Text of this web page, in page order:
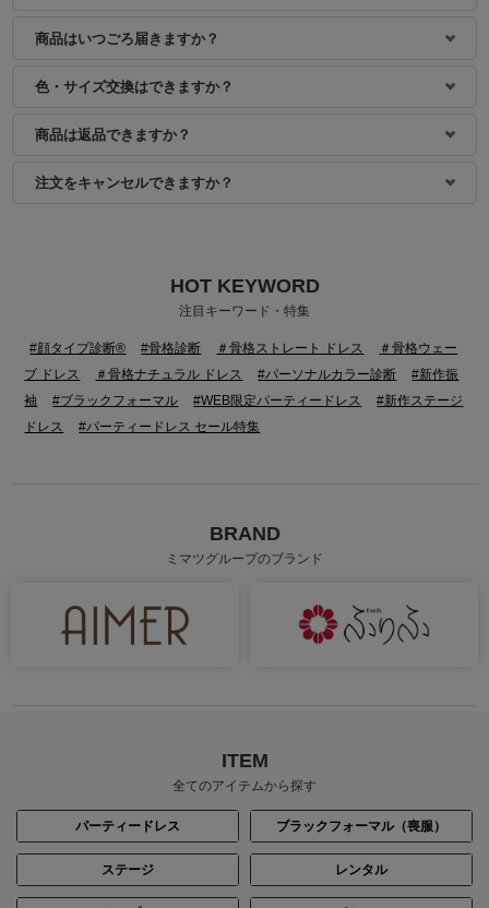
商品はいつごろ届きますか？
色・サイズ交換はできますか？
商品は返品できますか？
注文をキャンセルできますか？
HOT KEYWORD
注目キーワード・特集
#顔タイプ診断® #骨格診断 ＃骨格ストレート ドレス
＃骨格ウェー
ブ ドレス
＃骨格ナチュラル ドレス #パーソナルカラー診断
#新作振
袖
#ブラックフォーマル #WEB限定パーティードレス
#新作ステージ
ドレス
#パーティードレス セール特集
BRAND
ミマツグループのブランド
ITEM
全てのアイテムから探す
パーティードレス ブラックフォーマル（喪服）
ステージ レンタル